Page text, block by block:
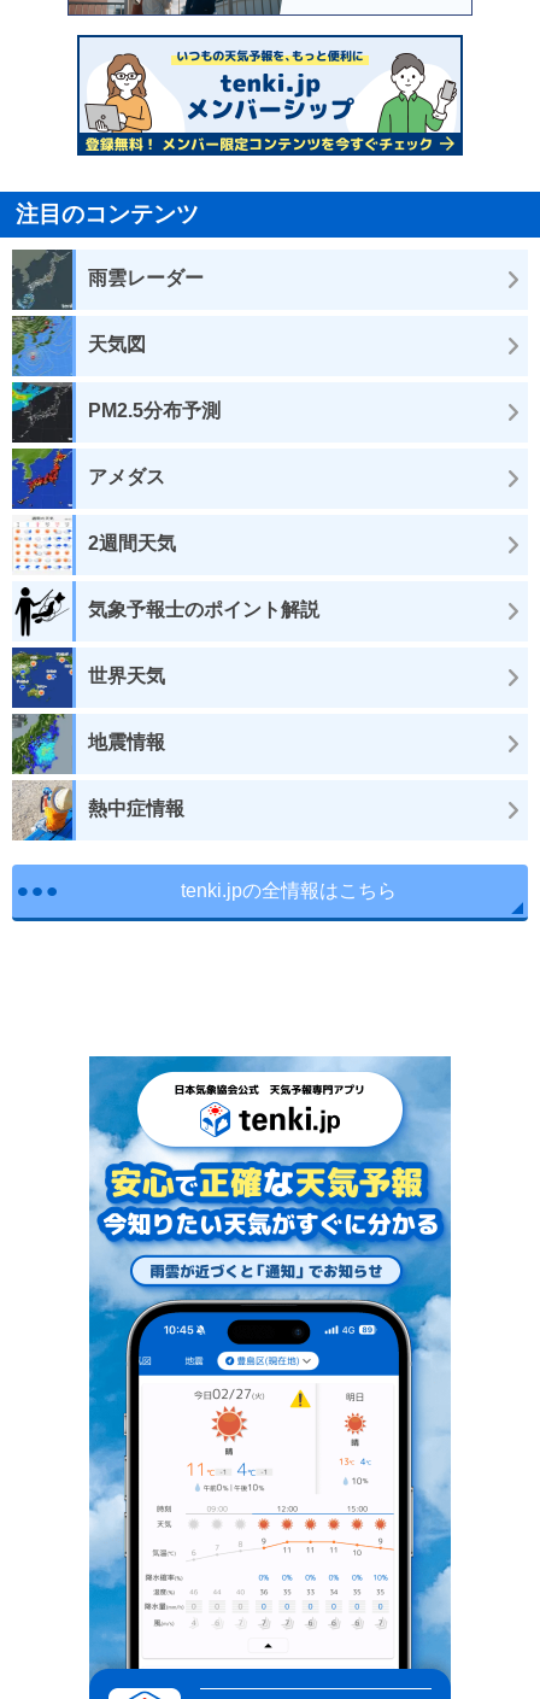
注目のコンテンツ
雨雲レーダー
天気図
PM2.5分布予測
アメダス
2週間天気
気象予報士のポイント解説
世界天気
地震情報
熱中症情報
tenki.jpの全情報はこちら